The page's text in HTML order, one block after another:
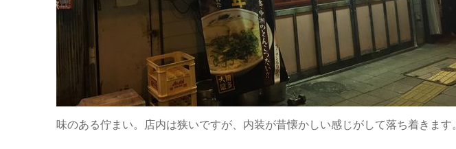
味のある佇まい。店内は狭いですが、内装が昔懐かしい感じがして落ち着きます。